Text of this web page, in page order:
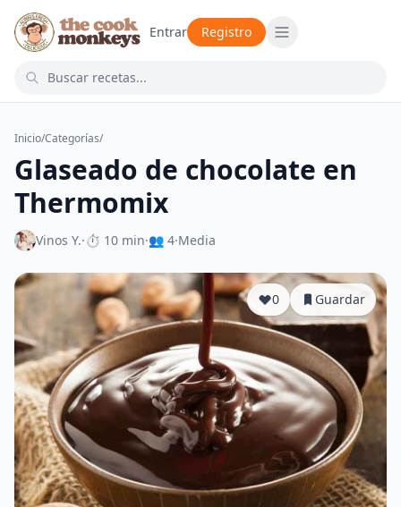
Entrar Registro
Inicio/Categorías/
Glaseado de chocolate en
Thermomix
Vinos Y.·⏱ 10 min·👥 4·Media
0 Guardar